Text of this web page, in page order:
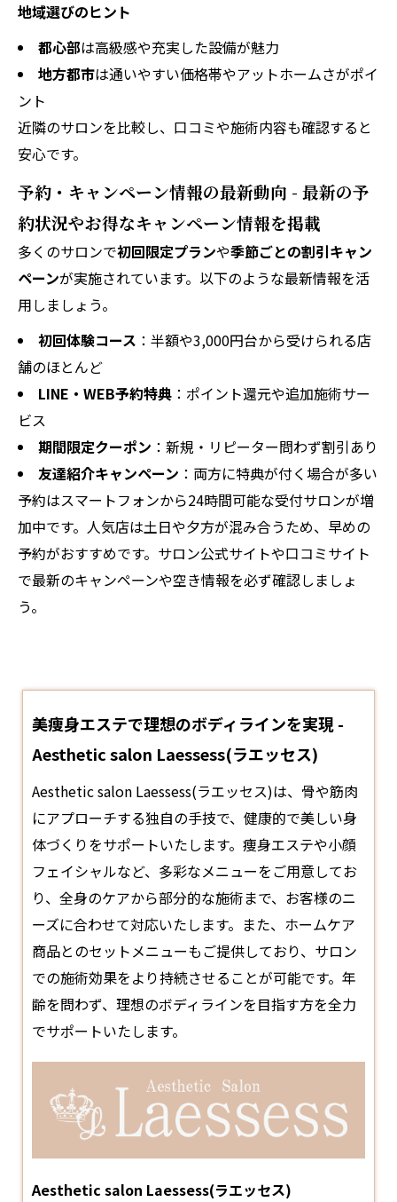
地域選びのヒント
都心部は高級感や充実した設備が魅力
地方都市は通いやすい価格帯やアットホームさがポイ
ント
近隣のサロンを比較し、口コミや施術内容も確認すると
安心です。
予約・キャンペーン情報の最新動向 - 最新の予
約状況やお得なキャンペーン情報を掲載
多くのサロンで初回限定プランや季節ごとの割引キャン
ペーンが実施されています。以下のような最新情報を活
用しましょう。
初回体験コース ：半額や3,000円台から受けられる店
舗のほとんど
LINE・WEB予約特典：ポイント還元や追加施術サー
ビス
期間限定クーポン ：新規・リピーター問わず割引あり
友達紹介キャンペーン ：両方に特典が付く場合が多い
予約はスマートフォンから24時間可能な受付サロンが増
加中です。人気店は土日や夕方が混み合うため、早めの
予約がおすすめです。サロン公式サイトや口コミサイト
で最新のキャンペーンや空き情報を必ず確認しましょ
う。
美痩身エステで理想のボディラインを実現 -
Aesthetic salon Laessess(ラエッセス)
Aesthetic salon Laessess(ラエッセス)は、骨や筋肉
にアプローチする独自の手技で、健康的で美しい身
体づくりをサポートいたします。痩身エステや小顔
フェイシャルなど、多彩なメニューをご用意してお
り、全身のケアから部分的な施術まで、お客様のニ
ーズに合わせて対応いたします。また、ホームケア
商品とのセットメニューもご提供しており、サロン
での施術効果をより持続させることが可能です。年
齢を問わず、理想のボディラインを目指す方を全力
でサポートいたします。
Aesthetic salon Laessess(ラエッセス)